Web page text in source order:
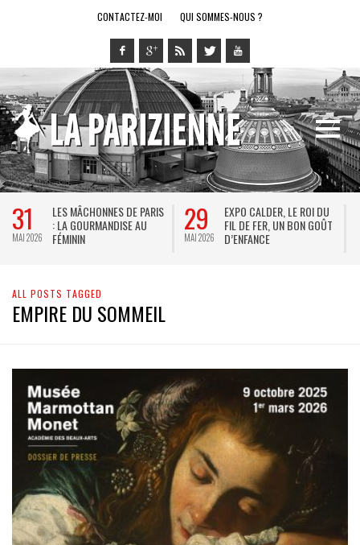
CONTACTEZ-MOI QUI SOMMES-NOUS ?
31
MAI 2026
LES MÂCHONNES DE PARIS
: LA GOURMANDISE AU
FÉMININ
29
MAI 2026
EXPO CALDER, LE ROI DU
FIL DE FER, UN BON GOÛT
D’ENFANCE
ALL POSTS TAGGED
EMPIRE DU SOMMEIL